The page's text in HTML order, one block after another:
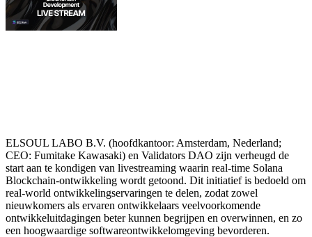
ELSOUL LABO B.V. (hoofdkantoor: Amsterdam, Nederland;
CEO: Fumitake Kawasaki) en Validators DAO zijn verheugd de
start aan te kondigen van livestreaming waarin real-time Solana
Blockchain-ontwikkeling wordt getoond. Dit initiatief is bedoeld om
real-world ontwikkelingservaringen te delen, zodat zowel
nieuwkomers als ervaren ontwikkelaars veelvoorkomende
ontwikkeluitdagingen beter kunnen begrijpen en overwinnen, en zo
een hoogwaardige softwareontwikkelomgeving bevorderen.